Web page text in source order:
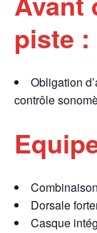
piste :
Obligation
contrôle
Dorsale
Casque